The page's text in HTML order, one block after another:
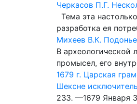
Черкасов П.Г.
Тема эта
разработка ея
Михеев В.К. Подонье
В археологической
промысел, его
1679 г. Царская
Шексне
233. —1679 Января